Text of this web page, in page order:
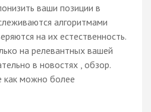
ваши позиции в
алгоритмами
на их естественность.
на релевантных вашей
в новостях , обзор.
как можно более